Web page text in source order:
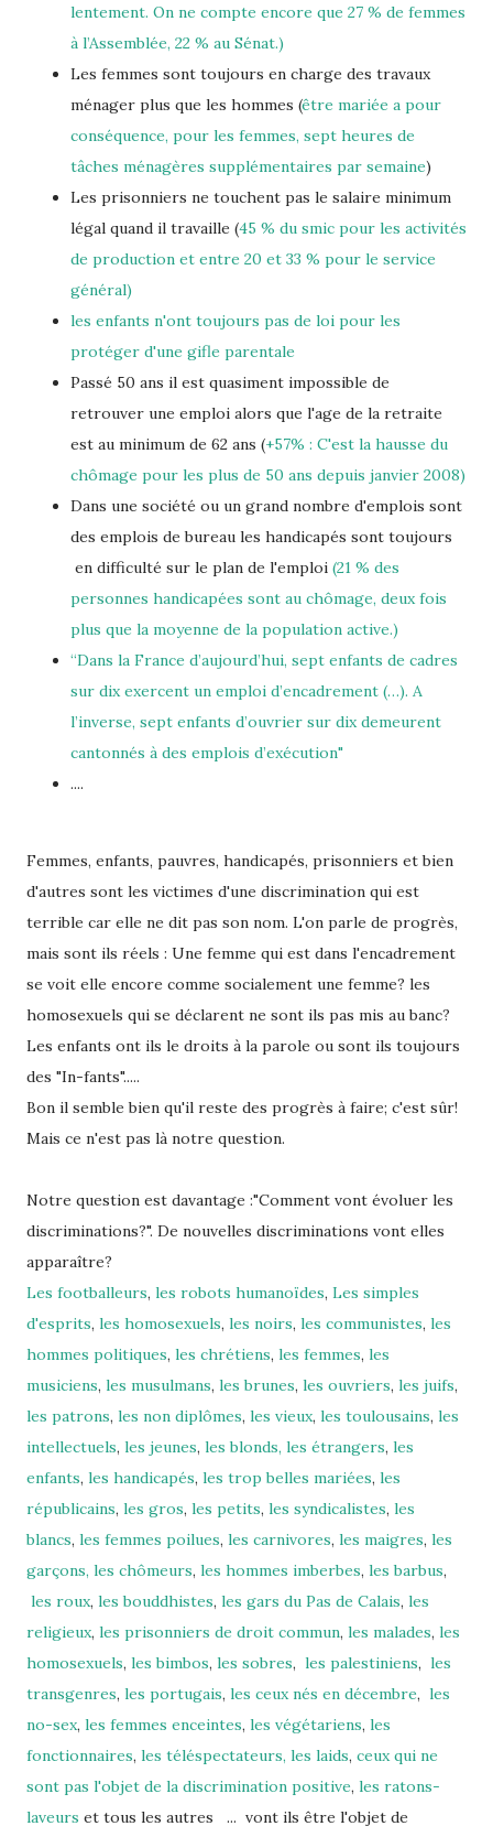
lentement. On ne compte encore que 27 % de femmes
à l’Assemblée, 22 % au Sénat.)
Les femmes sont toujours en charge des travaux
ménager plus que les hommes (être mariée a pour
conséquence, pour les femmes, sept heures de
tâches ménagères supplémentaires par semaine)
Les prisonniers ne touchent pas le salaire minimum
légal quand il travaille (45 % du smic pour les activités
de production et entre 20 et 33 % pour le service
général)
les enfants n'ont toujours pas de loi pour les
protéger d'une gifle parentale
Passé 50 ans il est quasiment impossible de
retrouver une emploi alors que l'age de la retraite
est au minimum de 62 ans (+57% : C'est la hausse du
chômage pour les plus de 50 ans depuis janvier 2008)
Dans une société ou un grand nombre d'emplois sont
des emplois de bureau les handicapés sont toujours
en difficulté sur le plan de l'emploi (21 % des
personnes handicapées sont au chômage, deux fois
plus que la moyenne de la population active.)
‘‘Dans la France d’aujourd’hui, sept enfants de cadres
sur dix exercent un emploi d’encadrement (…). A
l’inverse, sept enfants d’ouvrier sur dix demeurent
cantonnés à des emplois d’exécution"
....
Femmes, enfants, pauvres, handicapés, prisonniers et bien
d'autres sont les victimes d'une discrimination qui est
terrible car elle ne dit pas son nom. L'on parle de progrès,
mais sont ils réels : Une femme qui est dans l'encadrement
se voit elle encore comme socialement une femme? les
homosexuels qui se déclarent ne sont ils pas mis au banc?
Les enfants ont ils le droits à la parole ou sont ils toujours
des "In-fants".....
Bon il semble bien qu'il reste des progrès à faire; c'est sûr!
Mais ce n'est pas là notre question.
Notre question est davantage :"Comment vont évoluer les
discriminations?". De nouvelles discriminations vont elles
apparaître?
Les footballeurs, les robots humanoïdes, Les simples
d'esprits, les homosexuels, les noirs, les communistes, les
hommes politiques, les chrétiens, les femmes, les
musiciens, les musulmans, les brunes, les ouvriers, les juifs,
les patrons, les non diplômes, les vieux, les toulousains, les
intellectuels, les jeunes, les blonds, les étrangers, les
enfants, les handicapés, les trop belles mariées, les
républicains, les gros, les petits, les syndicalistes, les
blancs, les femmes poilues, les carnivores, les maigres, les
garçons, les chômeurs, les hommes imberbes, les barbus,
les roux, les bouddhistes, les gars du Pas de Calais, les
religieux, les prisonniers de droit commun, les malades, les
homosexuels, les bimbos, les sobres, les palestiniens, les
transgenres, les portugais, les ceux nés en décembre, les
no-sex, les femmes enceintes, les végétariens, les
fonctionnaires, les téléspectateurs, les laids, ceux qui ne
sont pas l'objet de la discrimination positive, les ratons-
laveurs et tous les autres ... vont ils être l'objet de